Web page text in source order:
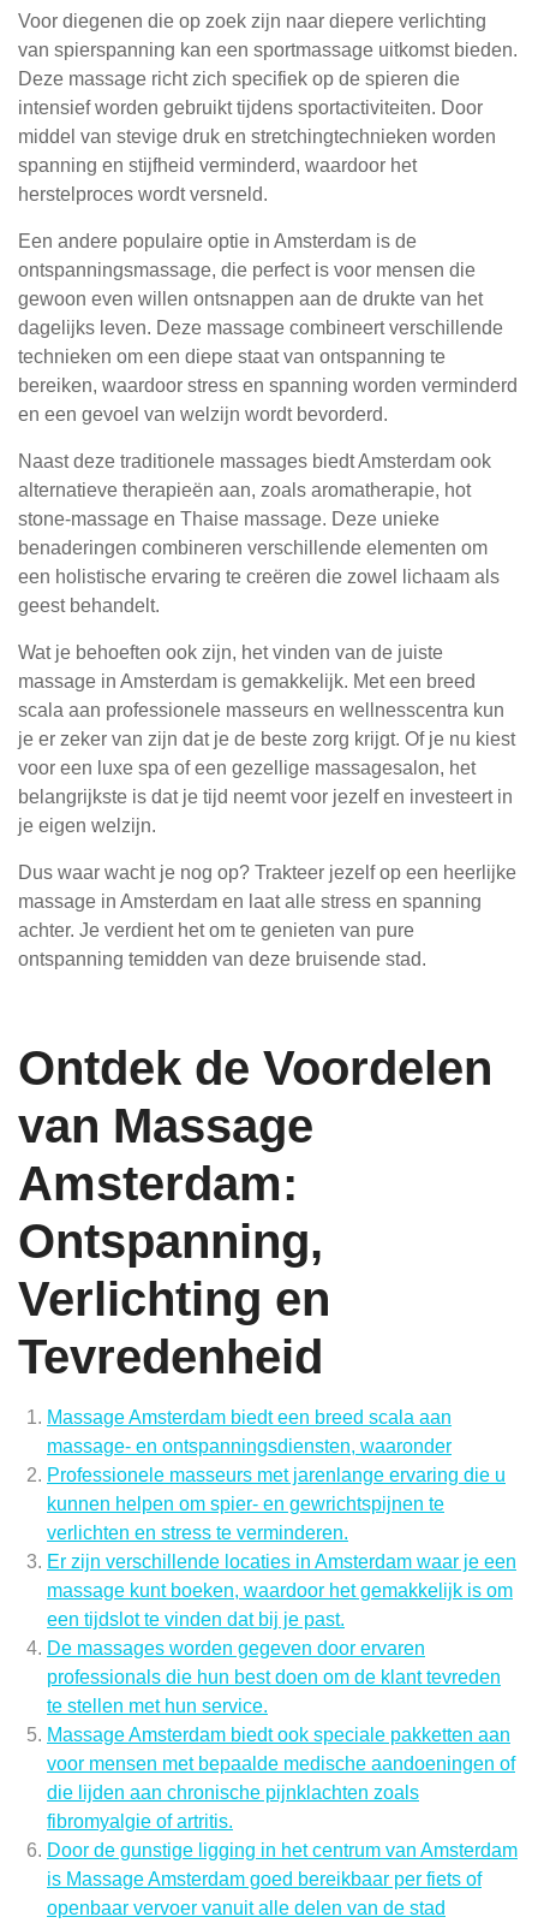
Voor diegenen die op zoek zijn naar diepere verlichting
van spierspanning kan een sportmassage uitkomst bieden.
Deze massage richt zich specifiek op de spieren die
intensief worden gebruikt tijdens sportactiviteiten. Door
middel van stevige druk en stretchingtechnieken worden
spanning en stijfheid verminderd, waardoor het
herstelproces wordt versneld.
Een andere populaire optie in Amsterdam is de
ontspanningsmassage, die perfect is voor mensen die
gewoon even willen ontsnappen aan de drukte van het
dagelijks leven. Deze massage combineert verschillende
technieken om een diepe staat van ontspanning te
bereiken, waardoor stress en spanning worden verminderd
en een gevoel van welzijn wordt bevorderd.
Naast deze traditionele massages biedt Amsterdam ook
alternatieve therapieën aan, zoals aromatherapie, hot
stone-massage en Thaise massage. Deze unieke
benaderingen combineren verschillende elementen om
een holistische ervaring te creëren die zowel lichaam als
geest behandelt.
Wat je behoeften ook zijn, het vinden van de juiste
massage in Amsterdam is gemakkelijk. Met een breed
scala aan professionele masseurs en wellnesscentra kun
je er zeker van zijn dat je de beste zorg krijgt. Of je nu kiest
voor een luxe spa of een gezellige massagesalon, het
belangrijkste is dat je tijd neemt voor jezelf en investeert in
je eigen welzijn.
Dus waar wacht je nog op? Trakteer jezelf op een heerlijke
massage in Amsterdam en laat alle stress en spanning
achter. Je verdient het om te genieten van pure
ontspanning temidden van deze bruisende stad.
Ontdek de Voordelen
van Massage
Amsterdam:
Ontspanning,
Verlichting en
Tevredenheid
Massage Amsterdam biedt een breed scala aan
massage- en ontspanningsdiensten, waaronder
Professionele masseurs met jarenlange ervaring die u
kunnen helpen om spier- en gewrichtspijnen te
verlichten en stress te verminderen.
Er zijn verschillende locaties in Amsterdam waar je een
massage kunt boeken, waardoor het gemakkelijk is om
een tijdslot te vinden dat bij je past.
De massages worden gegeven door ervaren
professionals die hun best doen om de klant tevreden
te stellen met hun service.
Massage Amsterdam biedt ook speciale pakketten aan
voor mensen met bepaalde medische aandoeningen of
die lijden aan chronische pijnklachten zoals
fibromyalgie of artritis.
Door de gunstige ligging in het centrum van Amsterdam
is Massage Amsterdam goed bereikbaar per fiets of
openbaar vervoer vanuit alle delen van de stad